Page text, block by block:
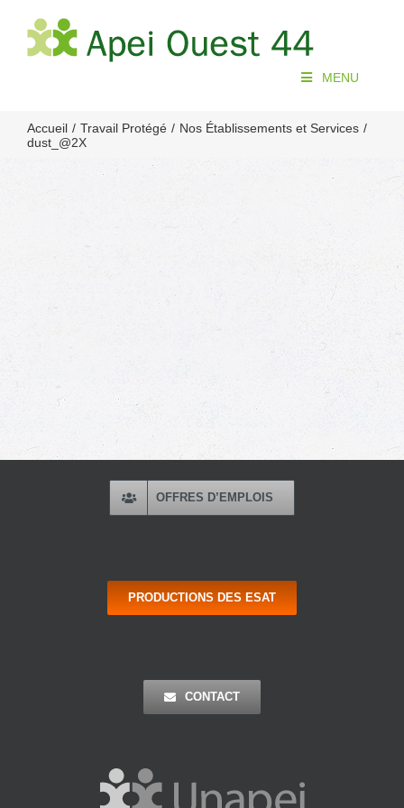
contenu
MENU
Accueil Travail Protégé
Nos Établissements et Services
dust_@2X
OFFRES D’EMPLOIS
PRODUCTIONS DES ESAT
CONTACT